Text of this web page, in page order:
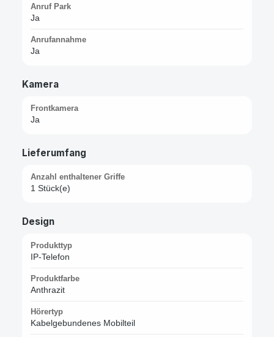
Anruf Park
Ja
Anrufannahme
Ja
Kamera
Frontkamera
Ja
Lieferumfang
Anzahl enthaltener Griffe
1 Stück(e)
Design
Produkttyp
IP-Telefon
Produktfarbe
Anthrazit
Hörertyp
Kabelgebundenes Mobilteil